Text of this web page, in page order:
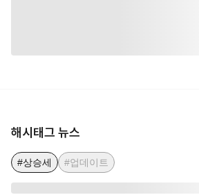
해시태그 뉴스
#상승세 #업데이트